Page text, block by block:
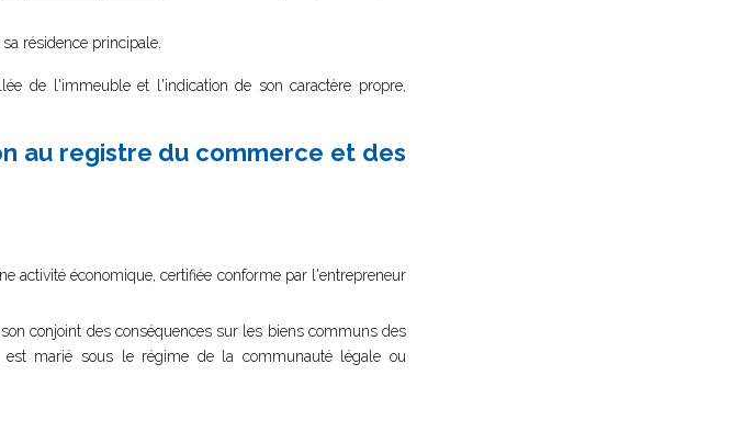
résidence principale.
de l'immeuble et l'indication de son caractère propre,
au registre du commerce et des
activité économique, certifiée conforme par l'entrepreneur
conjoint des conséquences sur les biens communs des
est marié sous le régime de la communauté légale ou